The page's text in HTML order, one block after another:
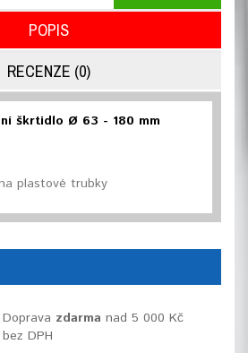
POPIS
RECENZE (0)
škrtidlo Ø 63 - 180 mm
plastové trubky
Doprava zdarma nad 5 000 Kč
bez DPH